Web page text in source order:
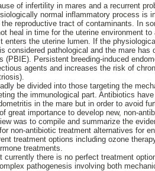
of infertility in mares and a recurrent
normal inflammatory process is
reproductive tract of contaminants. In
heal in time for the uterine environment to
enters the uterine lumen. If the
considered pathological and the mare has
(PBIE). Persistent breeding-induced
agents and increases the risk of
be divided into those targeting the
the immunological part. Antibiotics
in the mare but in order to avoid
great importance to develop new, non-
was to compile and summarize the
non-antibiotic treatment alternatives for
treatment options including ozone
treatments.
there is no perfect treatment
pathogenesis involving both